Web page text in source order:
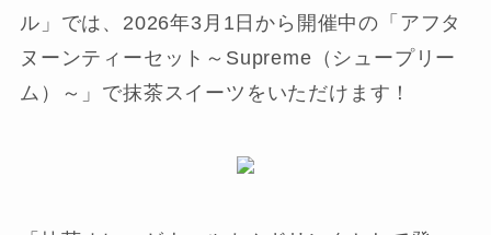
ル」では、2026年3月1日から開催中の「アフタ
ヌーンティーセット～Supreme（シュープリー
ム）～」で抹茶スイーツをいただけます！